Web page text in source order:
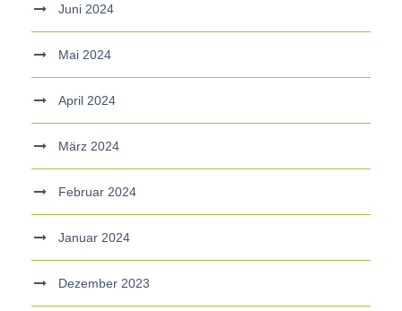
Juni 2024
Mai 2024
April 2024
März 2024
Februar 2024
Januar 2024
Dezember 2023